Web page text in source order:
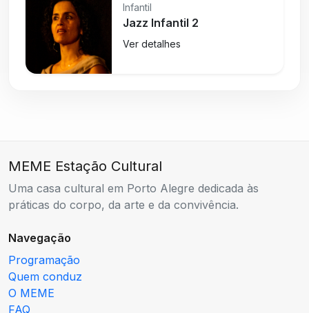
Infantil
Jazz Infantil 2
Ver detalhes
MEME Estação Cultural
Uma casa cultural em Porto Alegre dedicada às
práticas do corpo, da arte e da convivência.
Navegação
Programação
Quem conduz
O MEME
FAQ